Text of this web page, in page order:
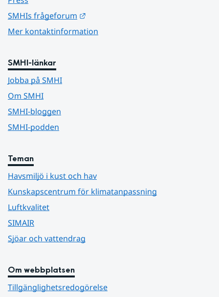
SMHIs frågeforum
Mer kontaktinformation
SMHI-länkar
Jobba på SMHI
Om SMHI
SMHI-bloggen
SMHI-podden
Teman
Havsmiljö i kust och hav
Kunskapscentrum för klimatanpassning
Luftkvalitet
SIMAIR
Sjöar och vattendrag
Om webbplatsen
Tillgänglighetsredogörelse